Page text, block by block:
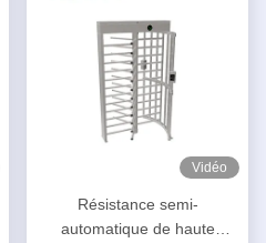
Vidéo
Résistance semi-
automatique de haute